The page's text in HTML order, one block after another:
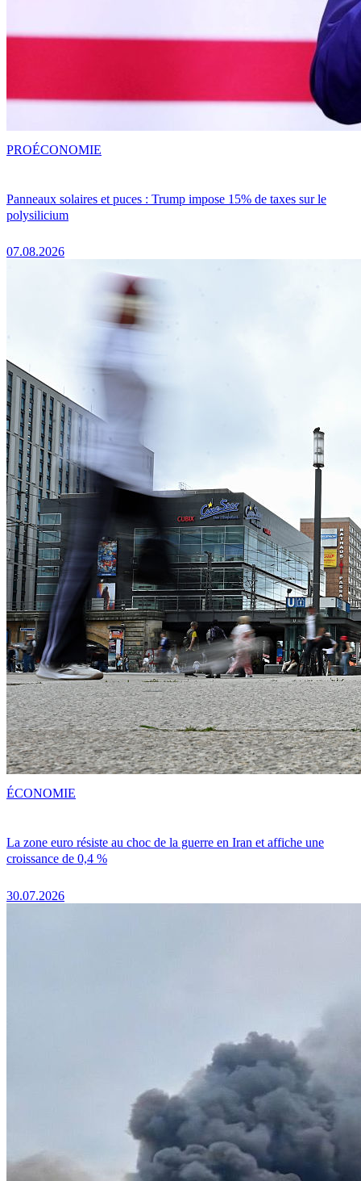
Panneaux solaires et puces : Trump impose 15% de taxes sur le
polysilicium
07.08.2026
PROÉCONOMIE
La zone euro résiste au choc de la guerre en Iran et affiche une
croissance de 0,4 %
30.07.2026
ÉCONOMIE